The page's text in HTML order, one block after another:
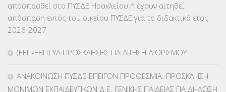
ΚΕΣΥΠ(109)
ΚΠγ – ΚΡΑΤΙΚΟ ΠΙΣΤΟΠΟΙΗΤΙΚΟ ΓΛΩΣΣΟΜΑΘΕΙΑΣ
ΚΠπ- ΚΡΑΤΙΚΟ ΠΙΣΤΟΠΟΙΗΤΙΚΟ ΠΛΗΡΟΦΟΡΙΚΗΣ(12)
ΛΟΙΠΑ(309)
αποσπασθεί στο ΠΥΣΔΕ Ηρακλείου ή έχουν αιτηθεί
απόσπαση εντός του οικείου ΠΥΣΔΕ για το διδακτικό έτος
2026-2027
(ΕΕΠ-ΕΒΠ) ΥΑ ΠΡΟΣΚΛΗΣΗΣ ΓΙΑ ΑΙΤΗΣΗ ΔΙΟΡΙΣΜΟΥ
ΑΝΑΚΟΙΝΩΣΗ ΠΥΣΔΕ-ΕΠΕΙΓΟΝ ΠΡΟΘΕΣΜΙΑ: ΠΡΟΣΚΛΗΣΗ
ΜΟΝΙΜΩΝ ΕΚΠΑΙΔΕΥΤΙΚΩΝ Δ.Ε. ΓΕΝΙΚΗΣ ΠΑΙΔΕΙΑΣ ΓΙΑ ΔΗΛΩΣΗ